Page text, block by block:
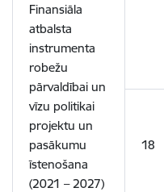
Finansiāla
atbalsta
instrumenta
robežu
pārvaldībai un
vīzu politikai
projektu un
pasākumu
īstenošana
(2021 – 2027)
18